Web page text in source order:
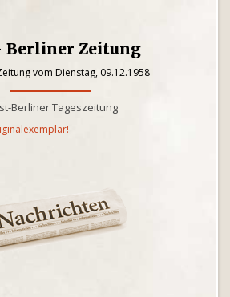
Berliner Zeitung
vom Dienstag, 09.12.1958
Berliner Tageszeitung